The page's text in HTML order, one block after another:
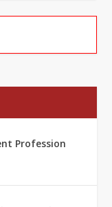
Profession